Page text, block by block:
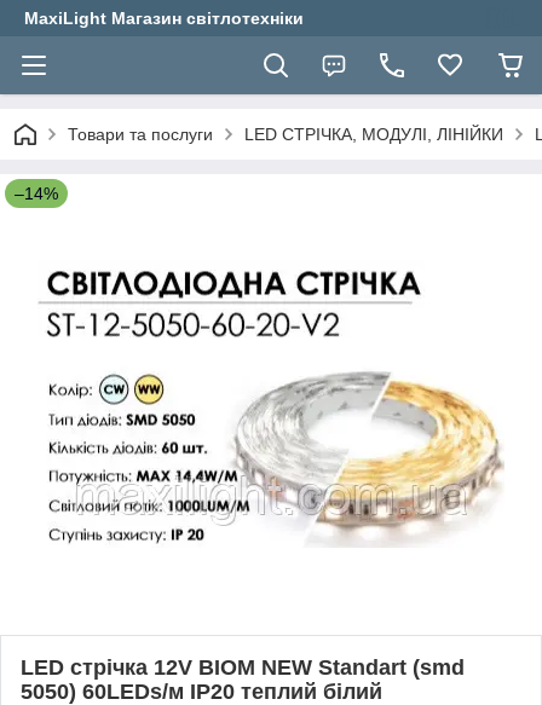
MaxiLight Магазин світлотехніки
Товари та послуги LED СТРІЧКА, МОДУЛІ, ЛІНІЙКИ
–14%
LED стрічка 12V BIOM NEW Standart (smd
5050) 60LEDs/м IP20 теплий білий